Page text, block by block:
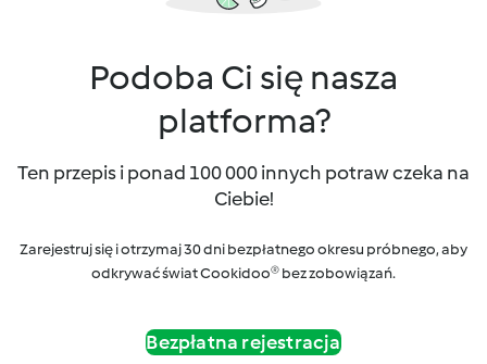
Podoba Ci się nasza
platforma?
Ten przepis i ponad 100 000 innych potraw czeka na
Ciebie!
Zarejestruj się i otrzymaj 30 dni bezpłatnego okresu próbnego, aby
odkrywać świat Cookidoo® bez zobowiązań.
Bezpłatna rejestracja